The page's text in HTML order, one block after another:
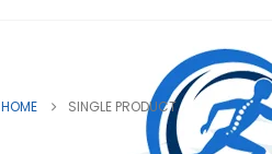
HOME SINGLE PRODUCT